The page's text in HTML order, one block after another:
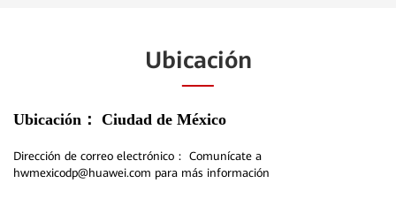
Ubicación
Ubicación： Ciudad de México
Dirección de correo electrónico： Comunícate a
hwmexicodp@huawei.com para más información